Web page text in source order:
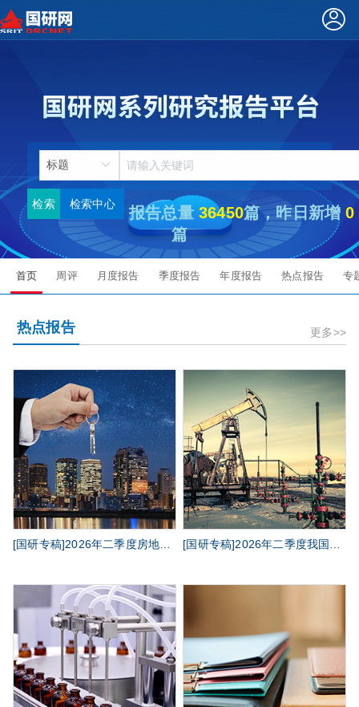
检索 检索中心 报告总量 36450篇，昨日新增0
篇
首页 周评 月度报告 季度报告 年度报告 热点报告 专
热点报告 更多>>